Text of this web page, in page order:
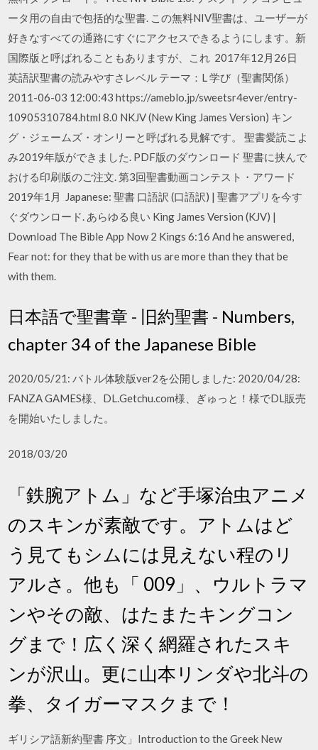
ータ用の自由で包括的な聖書. この無料NIV聖書は、ユーザーが
好きなすべての通路にすぐにアクセスできるようにします。新
国際版と呼ばれることもありますが、これ 2017年12月26日
英語訳聖書の読みやすさレベル テーマ：L 学び（聖書関係）
2011-06-03 12:00:43 https://ameblo.jp/sweetsr4ever/entry-
10905310784.html 8.0 NKJV (New King James Version) キン
グ・ジェームズ・オンリーと呼ばれる見解です。 聖書愛読こよ
み2019年版ができました. PDF版のダウンロード 聖書に挟んで
おける印刷版のご注文. 第3回聖書動画コンテスト・アワード
2019年1月 Japanese: 聖書 口語訳 (口語訳) | 聖書アプリを今す
ぐダウンロード. あらゆる良い King James Version (KJV) |
Download The Bible App Now 2 Kings 6:16 And he answered,
Fear not: for they that be with us are more than they that be
with them.
日本語で聖書章 - 旧約聖書 - Numbers,
chapter 34 of the Japanese Bible
2020/05/21: バトル体験版ver2を公開しました: 2020/04/28:
FANZA GAMES様、DL.Getchu.com様、ぎゅっと！様でDL販売
を開始いたしました。
2018/03/20
「鉄腕アトム」など手塚治虫アニメ
のスキンが素敵です。アトムはど
う見てもシムには見えない程のリ
アルさ。他も「 009」、ウルトラマ
ンやその敵、はたまたキングコン
グまで！広く深く網羅されたスキ
ンが沢山。更に山本リンダや北斗の
拳、タイガーマスクまで！
ギリシア語新約聖書 序文」Introduction to the Greek New